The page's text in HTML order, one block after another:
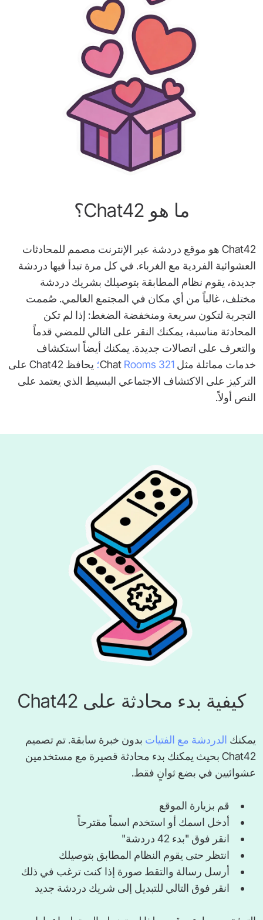
ما هو Chat42؟
Chat42 هو موقع دردشة عبر الإنترنت مصمم للمحادثات
العشوائية الفردية مع الغرباء. في كل مرة تبدأ فيها دردشة
جديدة، يقوم نظام المطابقة بتوصيلك بشريك دردشة
مختلف، غالباً من أي مكان في المجتمع العالمي. صُممت
التجربة لتكون سريعة ومنخفضة الضغط: إذا لم تكن
المحادثة مناسبة، يمكنك النقر على التالي للمضي قدماً
والتعرف على اتصالات جديدة. يمكنك أيضاً استكشاف
خدمات مماثلة مثل Chat Rooms 321؛
يحافظ Chat42 على
التركيز على الاكتشاف الاجتماعي البسيط الذي يعتمد على
النص أولاً.
كيفية بدء محادثة على Chat42
يمكنك الدردشة مع الفتيات بدون خبرة سابقة. تم تصميم
Chat42 بحيث يمكنك بدء محادثة قصيرة مع مستخدمين
عشوائيين في بضع ثوانٍ فقط.
قم بزيارة الموقع
أدخل اسمك أو استخدم اسماً مقترحاً
انقر فوق "بدء 42 دردشة"
انتظر حتى يقوم النظام المطابق بتوصيلك
أرسل رسالة والتقط صورة إذا كنت ترغب في ذلك
انقر فوق التالي للتبديل إلى شريك دردشة جديد